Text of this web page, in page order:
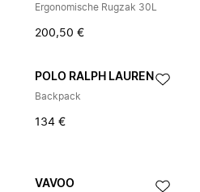
Ergonomische Rugzak 30L
200,50 €
POLO RALPH LAUREN
Backpack
134 €
VAVOO